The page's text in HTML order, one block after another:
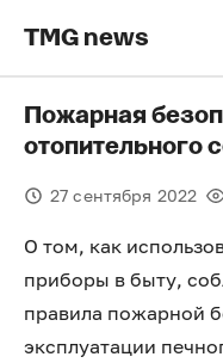
TMG news
Пожарная
отопительного
27 сентября 2022
О том, как
приборы в быту,
правила пожарной
эксплуатации